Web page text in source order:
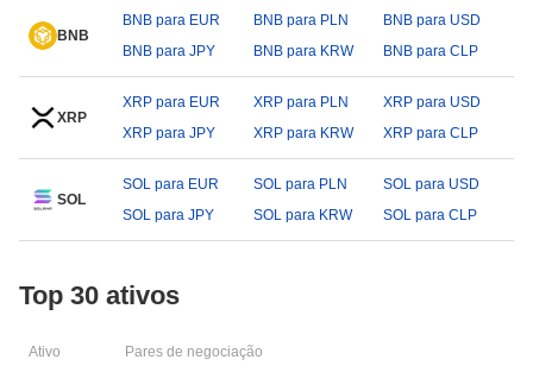
BNB
BNB para EUR BNB para PLN
BNB para USD
BNB para JPY
BNB para KRW BNB para CLP
XRP
XRP para EUR XRP para PLN
XRP para USD
XRP para JPY
XRP para KRW XRP para CLP
SOL
SOL para EUR SOL para PLN
SOL para USD
SOL para JPY
SOL para KRW SOL para CLP
Top 30 ativos
Ativo Pares de negociação